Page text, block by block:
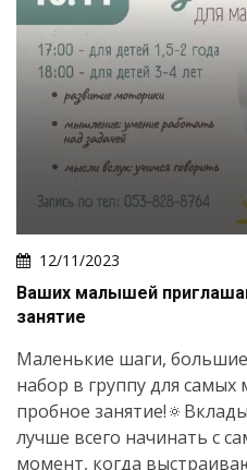
12/11/2023
Ваших малышей
занятие
Маленькие шаги,
набор в группу для самых
пробное
лучше всего начинать с
момент, когда